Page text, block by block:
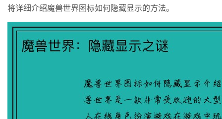
将详细介绍魔兽世界图标如何隐藏显示的方法。